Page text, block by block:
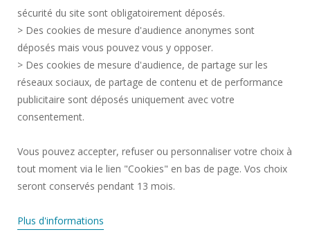
CRÉDITS
ESPACE PRESSE
SERVICES PUBLICS +
CONTACTS
Rejoignez-nous!
sécurité du site sont obligatoirement déposés.
> Des cookies de mesure d'audience anonymes sont
déposés mais vous pouvez vous y opposer.
> Des cookies de mesure d'audience, de partage sur les
réseaux sociaux, de partage de contenu et de performance
publicitaire sont déposés uniquement avec votre
consentement.
Vous pouvez accepter, refuser ou personnaliser votre choix à
tout moment via le lien "Cookies" en bas de page. Vos choix
seront conservés pendant 13 mois.
Plus d'informations